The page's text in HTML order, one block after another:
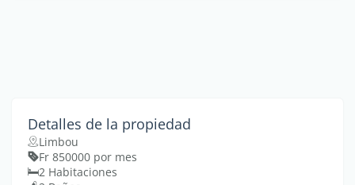
Detalles de la propiedad
Limbou
Fr 850000 por mes
2 Habitaciones